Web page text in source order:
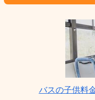
バスの子供料